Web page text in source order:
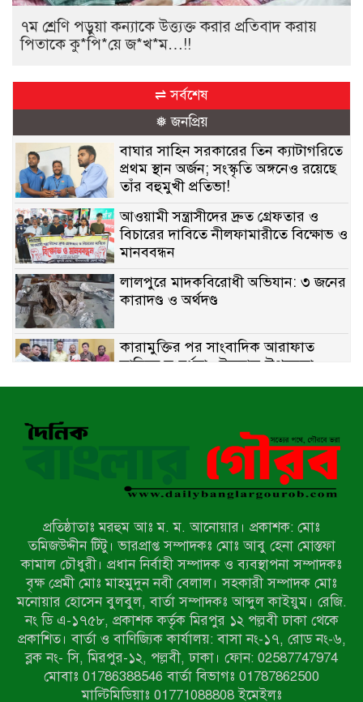
৭ম শ্রেণি পড়ুয়া কন্যাকে উত্ত্যক্ত করার প্রতিবাদ করায়
পিতাকে কু*পি*য়ে জ*খ*ম…!!
⇌ সর্বশেষ
❅ জনপ্রিয়
বাঘার সাহিন সরকারের তিন ক্যাটাগরিতে
প্রথম স্থান অর্জন; সংস্কৃতি অঙ্গনেও রয়েছে
তাঁর বহুমুখী প্রতিভা!
আওয়ামী সন্ত্রাসীদের দ্রুত গ্রেফতার ও
বিচারের দাবিতে নীলফামারীতে বিক্ষোভ ও
মানববন্ধন
লালপুরে মাদকবিরোধী অভিযান: ৩ জনের
কারাদণ্ড ও অর্থদণ্ড
কারামুক্তির পর সাংবাদিক আরাফাত
সানিকে সংবর্ধনা, টেকনাফ উপজেলা
প্রেসক্লাবের ফুলেল শুভেচ্ছা
মিয়ানমারের সীমান্তে স্থলমাইন বিস্ফোরণ:
উখিয়ার এক যুবকের পা বিচ্ছিন্ন
৭ম শ্রেণি পড়ুয়া কন্যাকে উত্ত্যক্ত করার
প্রতিবাদ করায় পিতাকে কু*পি*য়ে
জ*খ*ম…!!
জুলাই গণঅভ্যুত্থান দিবস-২০২৬ উপলক্ষে
নীলফামারীতে শহিদদের স্মরণে দোয়া
মাহফিল ও আলোচনা সভা অনুষ্ঠিত
বেলকুচিতে বজ্রপাতে শিক্ষার্থীর মৃত্যু
প্রতিষ্ঠাতাঃ মরহুম আঃ ম. ম. আনোয়ার। প্রকাশক: মোঃ
তমিজউদ্দীন টিটু। ভারপ্রাপ্ত সম্পাদকঃ মোঃ আবু হেনা মোস্তফা
কামাল চৌধুরী। প্রধান নির্বাহী সম্পাদক ও ব্যবস্থাপনা সম্পাদকঃ
বৃক্ষ প্রেমী মোঃ মাহমুদুন নবী বেলাল। সহকারী সম্পাদক মোঃ
মনোয়ার হোসেন বুলবুল, বার্তা সম্পাদকঃ আব্দুল কাইয়ুম। রেজি.
নং ডি এ-১৭৫৮, প্রকাশক কর্তৃক মিরপুর ১২ পল্লবী ঢাকা থেকে
প্রকাশিত। বার্তা ও বাণিজ্যিক কার্যালয়: বাসা নং-১৭, রোড নং-৬,
ব্লক নং- সি, মিরপুর-১২, পল্লবী, ঢাকা। ফোন: 02587747974
মোবাঃ 01786388546 বার্তা বিভাগঃ 01787862500
মাল্টিমিডিয়াঃ 01771088808 ইমেইলঃ